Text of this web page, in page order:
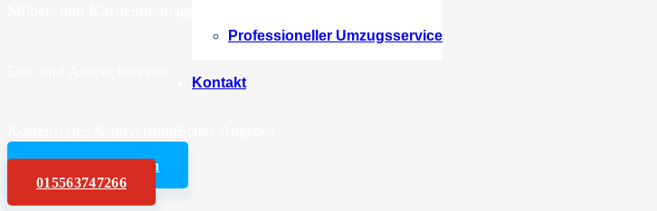
Professioneller Umzugsservice
Kontakt
Angebot anfordern
015563747266